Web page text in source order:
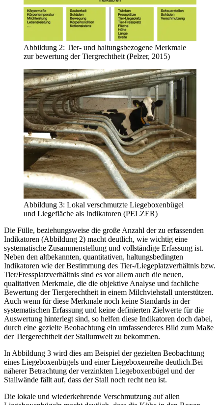
Abbildung 2: Tier- und haltungsbezogene Merkmale
zur bewertung der Tiergrechtheit (Pelzer, 2015)
Abbildung 3: Lokal verschmutzte Liegeboxenbügel
und Liegefläche als Indikatoren (PELZER)
Die Fülle, beziehungsweise die große Anzahl der zu erfassenden
Indikatoren (Abbildung 2) macht deutlich, wie wichtig eine
systematische Zusammenstellung und vollständige Erfassung ist.
Neben den altbekannten, quantitativen, haltungsbedingten
Indikatoren wie der Bestimmung des Tier-/Liegeplatzverhältnis bzw.
Tier/Fressplatzverhältnis sind es vor allem auch die neuen,
qualitativen Merkmale, die die objektive Analyse und fachliche
Bewertung der Tiergerechtheit in einem Milchviehstall unterstützen.
Auch wenn für diese Merkmale noch keine Standards in der
systematischen Erfassung und keine definierten Zielwerte für die
Auswertung hinterlegt sind, so helfen diese Indikatoren doch dabei,
durch eine gezielte Beobachtung ein umfassenderes Bild zum Maße
der Tiergerechtheit der Stallumwelt zu bekommen.
In Abbildung 3 wird dies am Beispiel der gezielten Beobachtung
eines Liegeboxenbügels und einer Liegeboxenreihe deutlich.Bei
näherer Betrachtung der verzinkten Liegeboxenbügel und der
Stallwände fällt auf, dass der Stall noch recht neu ist.
Die lokale und wiederkehrende Verschmutzung auf allen